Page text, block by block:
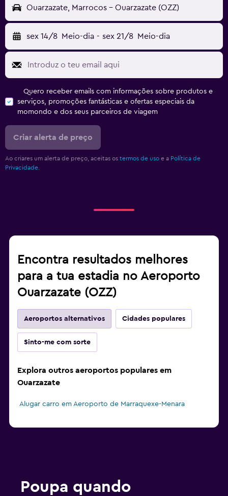
Ouarzazate, Marrocos - Ouarzazate (OZZ)
sex 14/8 Meio-dia - sex 21/8 Meio-dia
Quero receber emails com informações sobre produtos e
serviços, promoções fantásticas e ofertas especiais da
momondo e dos seus parceiros de viagem
Criar alerta de preço
Ao criares um alerta de preço, aceitas os termos de uso e a Política de
Privacidade.
Encontra resultados melhores
para a tua estadia no Aeroporto
Ouarzazate (OZZ)
Aeroportos alternativos Cidades populares
Sinto-me com sorte
Explora outros aeroportos populares em
Ouarzazate
Alugar carro em Aeroporto de Marraquexe-Menara
Poupa quando